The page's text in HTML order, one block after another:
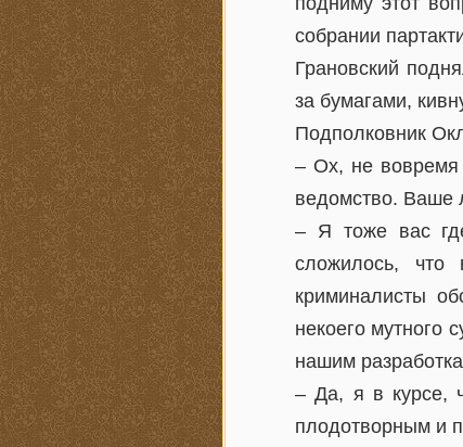
собрании
Грановский
за бумагами,
Подполковник
– Ох, не вовремя
ведомство. Ваше
– Я тоже вас
сложилось,
криминалисты
некоего мутного
нашим
– Да, я в курсе,
плодотворным и